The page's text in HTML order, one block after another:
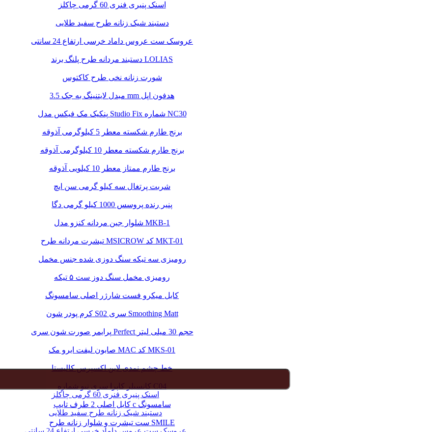
اسنک پنیری فنری 60 گرمی چاکلز
دستبند شیک زنانه طرح سفید طلایی
اسنک پنیری فنری 60 گرمی چاکلز
دستبند شیک زنانه طرح سفید طلایی
عروسک ست عروس داماد خرسی ارتفاع 24 سانتی
دستبند مردانه طرح پلنگ برند LOLIAS
شورت زنانه نخی طرح کاکتوس
مبدل لایتنینگ به جک 3.5 mm هدفون اپل
پنکیک مک فیکس مدل Studio Fix شماره NC30
برنج طارم شکسته معطر 5 کیلوگرمی آذوقه
برنج طارم شکسته معطر 10 کیلوگرمی آذوقه
برنج طارم ممتاز معطر 10 کیلویی آذوقه
شربت پرتغال سه کیلو گرمی سن ایچ
پنیر رنده پروسس 1000 کیلو گرمی دگا
شلوار جین مردانه کنزو مدل MKB-1
تیشرت مردانه طرح MSICROW کد MKT-01
رومیزی سه تیکه سنگ دوزی شده جنس مخمل
رومیزی مخمل سنگ دوز ست ۵ تیکه
کابل میکرو فست شارژر اصلی سامسونگ
کرم پودر شون S02 سری Smoothing Matt
پرایمر صورت شون سری Perfect حجم 30 میلی لیتر
صابون لیفت ابرو مک MAC کد MKS-01
خط چشم نمدی لاین اکسپرس کالیستا
کانسیلر کاپرا سری نیو شماره C04
کابل اصلی 2 طرف تایپ c سامسونگ
ست تیشرت و شلوار زنانه طرح SMILE